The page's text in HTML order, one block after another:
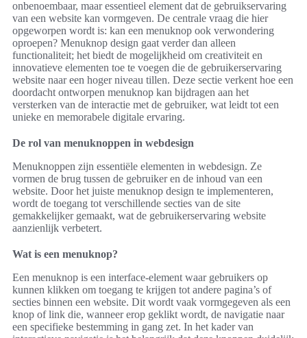
onbenoembaar, maar essentieel element dat de gebruikservaring
van een website kan vormgeven. De centrale vraag die hier
opgeworpen wordt is: kan een menuknop ook verwondering
oproepen? Menuknop design gaat verder dan alleen
functionaliteit; het biedt de mogelijkheid om creativiteit en
innovatieve elementen toe te voegen die de gebruikerservaring
website naar een hoger niveau tillen. Deze sectie verkent hoe een
doordacht ontworpen menuknop kan bijdragen aan het
versterken van de interactie met de gebruiker, wat leidt tot een
unieke en memorabele digitale ervaring.
De rol van menuknoppen in webdesign
Menuknoppen zijn essentiële elementen in webdesign. Ze
vormen de brug tussen de gebruiker en de inhoud van een
website. Door het juiste menuknop design te implementeren,
wordt de toegang tot verschillende secties van de site
gemakkelijker gemaakt, wat de gebruikerservaring website
aanzienlijk verbetert.
Wat is een menuknop?
Een menuknop is een interface-element waar gebruikers op
kunnen klikken om toegang te krijgen tot andere pagina’s of
secties binnen een website. Dit wordt vaak vormgegeven als een
knop of link die, wanneer erop geklikt wordt, de navigatie naar
een specifieke bestemming in gang zet. In het kader van